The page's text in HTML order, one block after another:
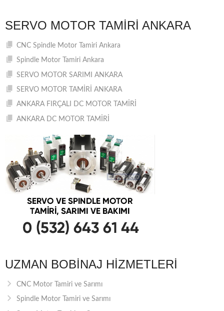
SERVO MOTOR TAMIRI ANKARA
CNC Spindle Motor Tamiri Ankara
Spindle Motor Tamiri Ankara
SERVO MOTOR SARIMI ANKARA
SERVO MOTOR TAMİRİ ANKARA
ANKARA FIRÇALI DC MOTOR TAMİRİ
ANKARA DC MOTOR TAMİRİ
UZMAN BOBINAJ HIZMETLERI
CNC Motor Tamiri ve Sarımı
Spindle Motor Tamiri ve Sarımı